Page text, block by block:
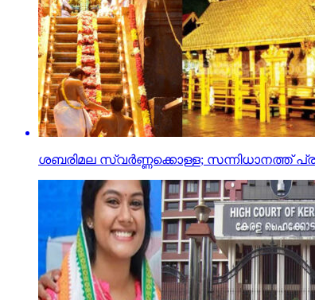
ശബരിമല സ്വര്‍ണ്ണക്കൊള്ള; സന്നിധാനത്ത്